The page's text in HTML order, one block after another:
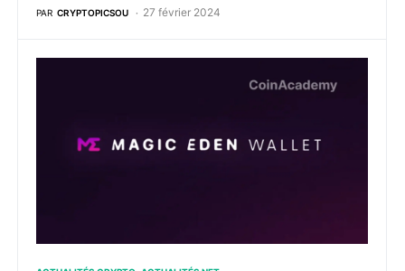
PAR CRYPTOPICSOU 27 février 2024